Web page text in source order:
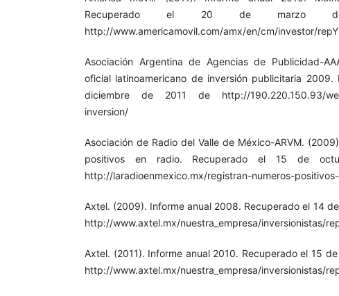
Recuperado el 20 de marzo
http://www.americamovil.com/amx/en/cm/investor/
Asociación Argentina de Agencias de Publicidad-
oficial latinoamericano de inversión publicitaria 2009.
diciembre de 2011 de http://190.220.150.93/
inversion/
Asociación de Radio del Valle de México-ARVM.
positivos en radio. Recuperado el 15 de
http://laradioenmexico.mx/registran-numeros-
Axtel. (2009). Informe anual 2008. Recuperado el 14
http://www.axtel.mx/nuestra_empresa/inversionistas/
Axtel. (2011). Informe anual 2010. Recuperado el 15
http://www.axtel.mx/nuestra_empresa/inversionistas/